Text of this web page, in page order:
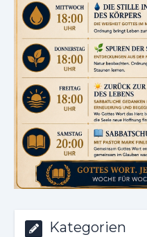
Kategorien